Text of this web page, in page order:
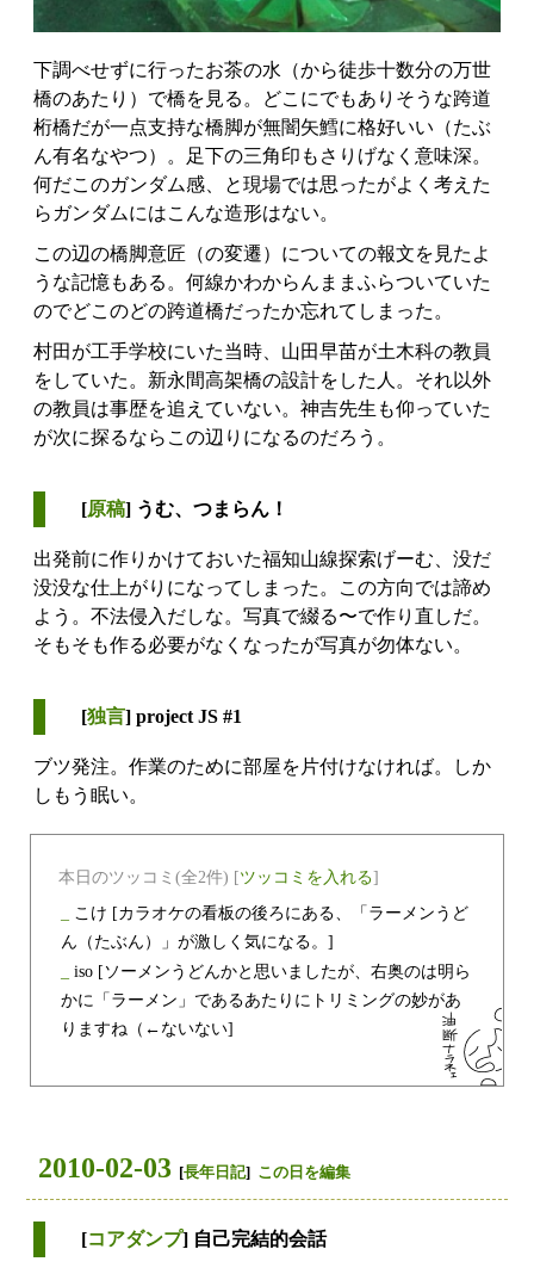
下調べせずに行ったお茶の水（から徒歩十数分の万世
橋のあたり）で橋を見る。どこにでもありそうな跨道
桁橋だが一点支持な橋脚が無闇矢鱈に格好いい（たぶ
ん有名なやつ）。足下の三角印もさりげなく意味深。
何だこのガンダム感、と現場では思ったがよく考えた
らガンダムにはこんな造形はない。
この辺の橋脚意匠（の変遷）についての報文を見たよ
うな記憶もある。何線かわからんままふらついていた
のでどこのどの跨道橋だったか忘れてしまった。
村田が工手学校にいた当時、山田早苗が土木科の教員
をしていた。新永間高架橋の設計をした人。それ以外
の教員は事歴を追えていない。神吉先生も仰っていた
が次に探るならこの辺りになるのだろう。
[原稿] うむ、つまらん！
出発前に作りかけておいた福知山線探索げーむ、没だ
没没な仕上がりになってしまった。この方向では諦め
よう。不法侵入だしな。写真で綴る〜で作り直しだ。
そもそも作る必要がなくなったが写真が勿体ない。
[独言] project JS #1
ブツ発注。作業のために部屋を片付けなければ。しか
しもう眠い。
本日のツッコミ(全2件) [ツッコミを入れる]
こけ [カラオケの看板の後ろにある、「ラーメンうど
ん（たぶん）」が激しく気になる。]
iso [ソーメンうどんかと思いましたが、右奥のは明ら
かに「ラーメン」であるあたりにトリミングの妙があ
りますね（←ないない]
2010-02-03 [長年日記] この日を編集
[コアダンプ] 自己完結的会話